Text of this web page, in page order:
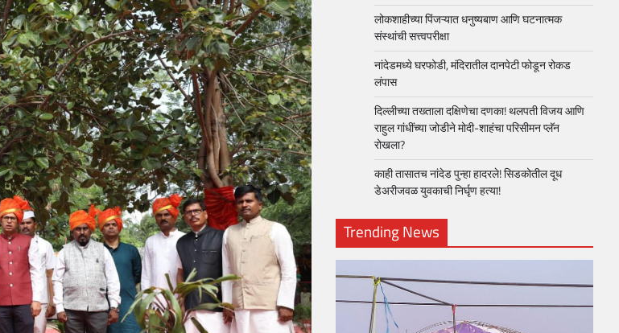
लोकशाहीच्या पिंजऱ्यात धनुष्यबाण आणि घटनात्मक
संस्थांची सत्त्वपरीक्षा
नांदेडमध्ये घरफोडी, मंदिरातील दानपेटी फोडून रोकड
लंपास
दिल्लीच्या तख्ताला दक्षिणेचा दणका! थलपती विजय आणि
राहुल गांधींच्या जोडीने मोदी-शाहंचा परिसीमन प्लॅन
रोखला?
काही तासातच नांदेड पुन्हा हादरले! सिडकोतील दूध
डेअरीजवळ युवकाची निर्घृण हत्या!
Trending News
महत्वाच्या बातम्या
What Is a Front-End Developer?
How to Become One, Salary, Skills